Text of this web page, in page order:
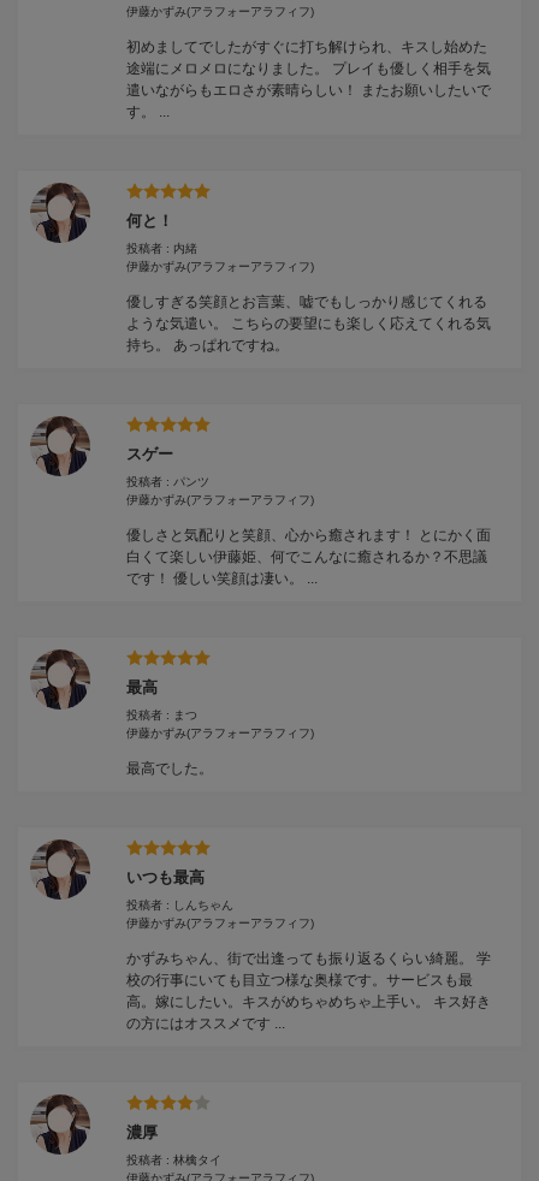
伊藤かずみ(アラフォーアラフィフ)
初めましてでしたがすぐに打ち解けられ、キスし始めた
途端にメロメロになりました。 プレイも優しく相手を気
遣いながらもエロさが素晴らしい！ またお願いしたいで
す。 ...
何と！
投稿者 : 内緒
伊藤かずみ(アラフォーアラフィフ)
優しすぎる笑顔とお言葉、嘘でもしっかり感じてくれる
ような気遣い。 こちらの要望にも楽しく応えてくれる気
持ち。 あっぱれですね。
スゲー
投稿者 : パンツ
伊藤かずみ(アラフォーアラフィフ)
優しさと気配りと笑顔、心から癒されます！ とにかく面
白くて楽しい伊藤姫、何でこんなに癒されるか？不思議
です！ 優しい笑顔は凄い。 ...
最高
投稿者 : まつ
伊藤かずみ(アラフォーアラフィフ)
最高でした。
いつも最高
投稿者 : しんちゃん
伊藤かずみ(アラフォーアラフィフ)
かずみちゃん、街で出逢っても振り返るくらい綺麗。 学
校の行事にいても目立つ様な奥様です。サービスも最
高。嫁にしたい。キスがめちゃめちゃ上手い。 キス好き
の方にはオススメです ...
濃厚
投稿者 : 林檎タイ
伊藤かずみ(アラフォーアラフィフ)